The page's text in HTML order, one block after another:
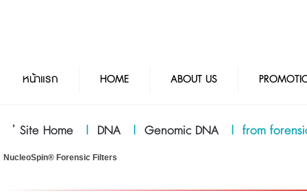
หน้าแรก HOME ABOUT US
Site Home | DNA | Genomic DNA | from
NucleoSpin® Forensic Filters